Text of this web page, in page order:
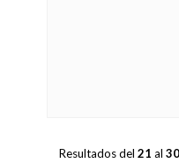
Resultados del 21 al 30